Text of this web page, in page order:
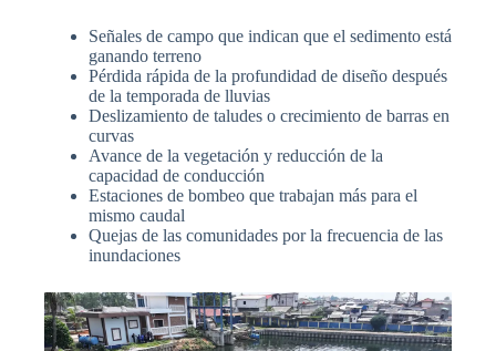
Señales de campo que indican que el sedimento está
ganando terreno
Pérdida rápida de la profundidad de diseño después
de la temporada de lluvias
Deslizamiento de taludes o crecimiento de barras en
curvas
Avance de la vegetación y reducción de la
capacidad de conducción
Estaciones de bombeo que trabajan más para el
mismo caudal
Quejas de las comunidades por la frecuencia de las
inundaciones